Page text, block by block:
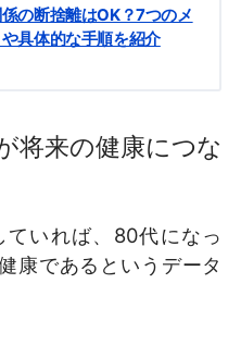
の断捨離はOK？7つのメ
や具体的な手順を紹介
将来の健康につな
いれば、80代になっ
康であるというデータ